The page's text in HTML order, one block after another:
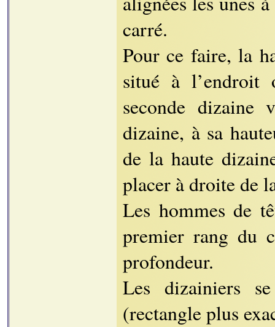
carré.
Pour ce faire, la
situé à
seconde
dizaine, à sa
de la haute
placer à droite de
Les hommes de
premier rang du
profondeur.
Les dizainiers
(rectangle plus